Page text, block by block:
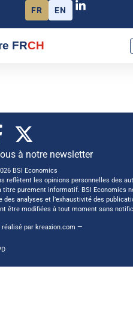
FR EN
FRCH
à notre newsletter
BSI Economics
reflètent les opinions personnelles des
titre purement informatif. BSI Economics
des analyses et l’exhaustivité des
être modifiées à tout moment sans
par kreaxion.com —